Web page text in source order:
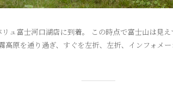
ュ富士河口湖店に到着。 この時点で富士山は見
高原を通り過ぎ、すぐを左折、左折、インフォメ